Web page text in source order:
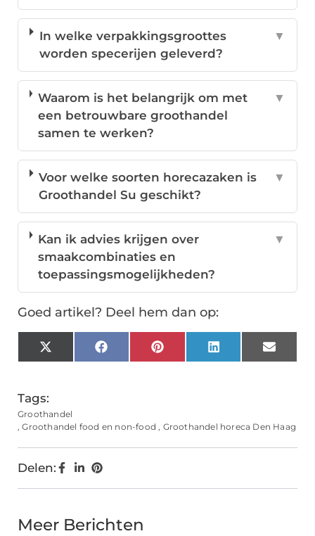
In welke verpakkingsgroottes
worden specerijen geleverd?
▼
Waarom is het belangrijk om met
een betrouwbare groothandel
samen te werken?
▼
Voor welke soorten horecazaken is
Groothandel Su geschikt?
▼
Kan ik advies krijgen over
smaakcombinaties en
toepassingsmogelijkheden?
▼
Goed artikel? Deel hem dan op:
X
(Twitter)
FacebookPinterestLinkedInEmail
Tags:
Groothandel
,Groothandel food en non-food , Groothandel horeca Den Haag
Delen:
Meer Berichten